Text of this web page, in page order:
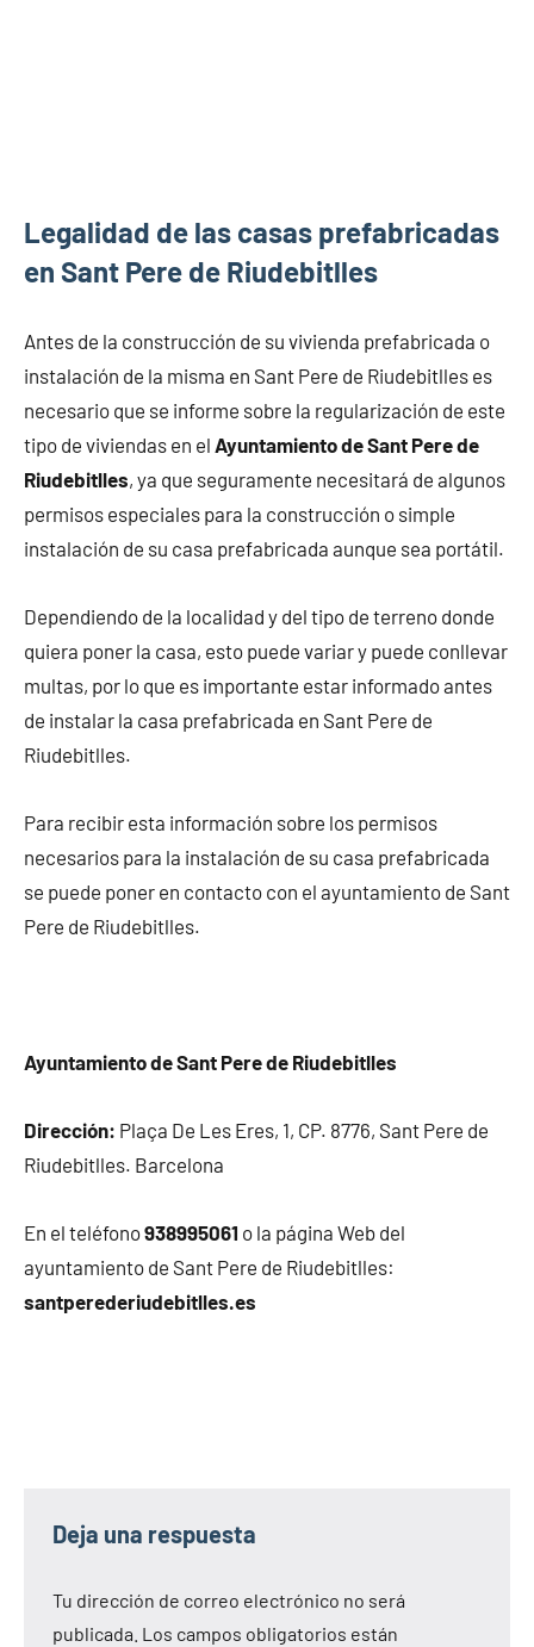
Legalidad de las casas prefabricadas
en Sant Pere de Riudebitlles
Antes de la construcción de su vivienda prefabricada o
instalación de la misma en Sant Pere de Riudebitlles es
necesario que se informe sobre la regularización de este
tipo de viviendas en el Ayuntamiento de Sant Pere de
Riudebitlles, ya que seguramente necesitará de algunos
permisos especiales para la construcción o simple
instalación de su casa prefabricada aunque sea portátil.
Dependiendo de la localidad y del tipo de terreno donde
quiera poner la casa, esto puede variar y puede conllevar
multas, por lo que es importante estar informado antes
de instalar la casa prefabricada en Sant Pere de
Riudebitlles.
Para recibir esta información sobre los permisos
necesarios para la instalación de su casa prefabricada
se puede poner en contacto con el ayuntamiento de Sant
Pere de Riudebitlles.
Ayuntamiento de Sant Pere de Riudebitlles
Dirección: Plaça De Les Eres, 1, CP. 8776, Sant Pere de
Riudebitlles. Barcelona
En el teléfono938995061 o la página Web del
ayuntamiento de Sant Pere de Riudebitlles:
santperederiudebitlles.es
Deja una respuesta
Tu dirección de correo electrónico no será
publicada. Los campos obligatorios están